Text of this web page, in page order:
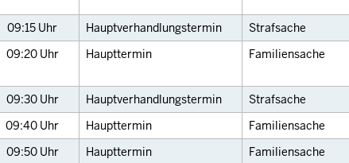
09:15 Uhr Hauptverhandlungstermin Strafsache
09:20 Uhr Haupttermin Familiensache
09:30 Uhr Hauptverhandlungstermin Strafsache
09:40 Uhr Haupttermin Familiensache
09:50 Uhr Haupttermin Familiensache